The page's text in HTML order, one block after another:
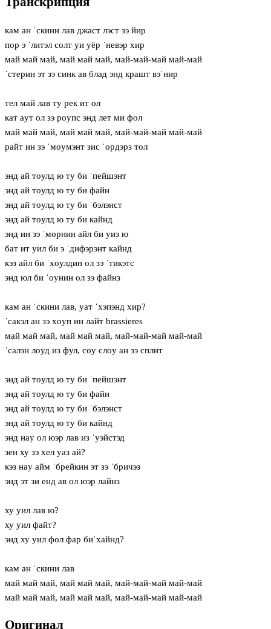
кам ан ˈскини лав джаст лэст зэ йир
пор э ˈлитэл солт уи уёр ˈневэр хир
май май май, май май май, май-май-май май-май
ˈстерин эт зэ синк ав блад энд крашт вэˈнир
тел май лав ту рек ит ол
кат aут ол зэ рoупс энд лет ми фол
май май май, май май май, май-май-май май-май
райт ин зэ ˈмoумэнт зис ˈордэрз тол
энд ай тoулд ю ту би ˈпейшэнт
энд ай тoулд ю ту би файн
энд ай тoулд ю ту би ˈбэлэнст
энд ай тoулд ю ту би кайнд
энд ин зэ ˈморнин айл би уиз ю
бат ит уил би э ˈдифэрэнт кайнд
кэз айл би ˈхoулдин ол зэ ˈтикэтс
энд юл би ˈoунин ол зэ файнз
кам ан ˈскини лав, уат ˈхэпэнд хир?
ˈсакэл ан зэ хoуп ин лайт brassieres
май май май, май май май, май-май-май май-май
ˈсалэн лoуд из фул, сoу слoу ан зэ сплит
энд ай тoулд ю ту би ˈпейшэнт
энд ай тoулд ю ту би файн
энд ай тoулд ю ту би ˈбэлэнст
энд ай тoулд ю ту би кайнд
энд нaу ол юэр лав из ˈуэйстэд
зен ху зэ хел уаз ай?
кэз нaу айм ˈбрейкин эт зэ ˈбричэз
энд эт зи енд ав ол юэр лайнз
ху уил лав ю?
ху уил файт?
энд ху уил фол фар биˈхайнд?
кам ан ˈскини лав
май май май, май май май, май-май-май май-май
май май май, май май май, май-май-май май-май
Оригинал